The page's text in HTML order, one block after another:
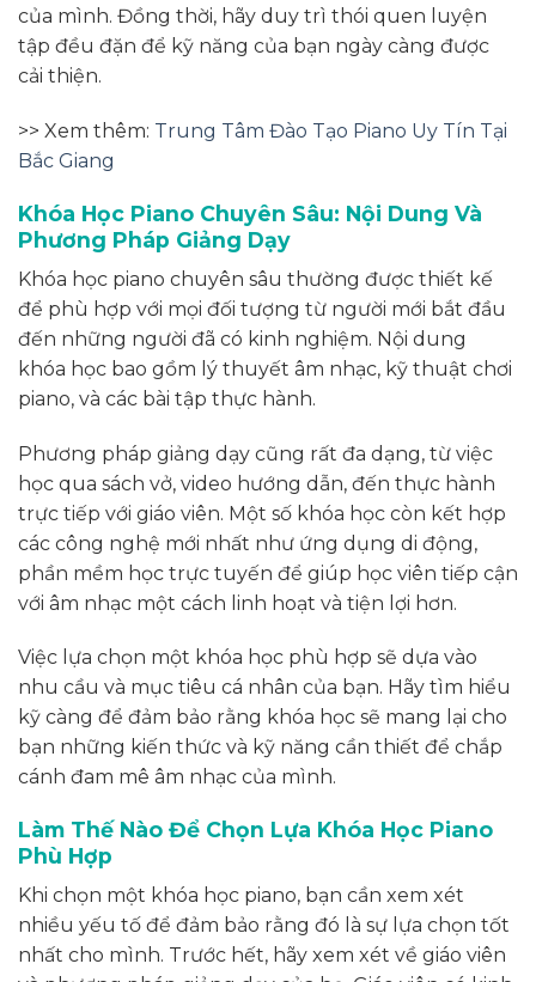
của mình. Đồng thời, hãy duy trì thói quen luyện
tập đều đặn để kỹ năng của bạn ngày càng được
cải thiện.
>> Xem thêm: Trung Tâm Đào Tạo Piano Uy Tín Tại
Bắc Giang
Khóa Học Piano Chuyên Sâu: Nội Dung Và
Phương Pháp Giảng Dạy
Khóa học piano chuyên sâu thường được thiết kế
để phù hợp với mọi đối tượng từ người mới bắt đầu
đến những người đã có kinh nghiệm. Nội dung
khóa học bao gồm lý thuyết âm nhạc, kỹ thuật chơi
piano, và các bài tập thực hành.
Phương pháp giảng dạy cũng rất đa dạng, từ việc
học qua sách vở, video hướng dẫn, đến thực hành
trực tiếp với giáo viên. Một số khóa học còn kết hợp
các công nghệ mới nhất như ứng dụng di động,
phần mềm học trực tuyến để giúp học viên tiếp cận
với âm nhạc một cách linh hoạt và tiện lợi hơn.
Việc lựa chọn một khóa học phù hợp sẽ dựa vào
nhu cầu và mục tiêu cá nhân của bạn. Hãy tìm hiểu
kỹ càng để đảm bảo rằng khóa học sẽ mang lại cho
bạn những kiến thức và kỹ năng cần thiết để chắp
cánh đam mê âm nhạc của mình.
Làm Thế Nào Để Chọn Lựa Khóa Học Piano
Phù Hợp
Khi chọn một khóa học piano, bạn cần xem xét
nhiều yếu tố để đảm bảo rằng đó là sự lựa chọn tốt
nhất cho mình. Trước hết, hãy xem xét về giáo viên